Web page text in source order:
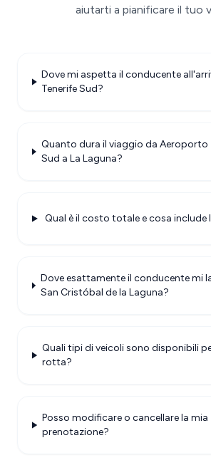
aiutarti a pianificare il tuo
Dove mi aspetta il conducente
Tenerife Sud?
Quanto dura il viaggio da Aeroporto
Sud a La Laguna?
Qual è il costo totale e cosa include
Dove esattamente il conducente mi
San Cristóbal de la Laguna?
Quali tipi di veicoli sono disponibili
rotta?
Posso modificare o cancellare la mia
prenotazione?